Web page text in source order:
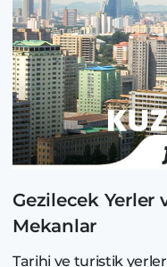
Gezilecek Yerler
Mekanlar
Tarihi ve turistik